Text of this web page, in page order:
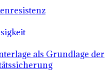
als Grundlage der